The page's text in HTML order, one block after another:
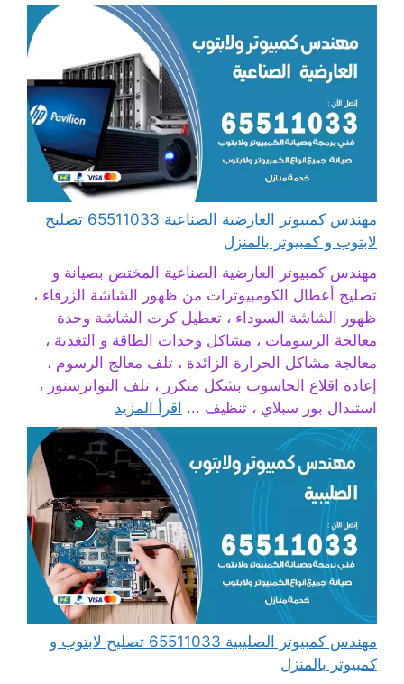
مهندس كمبيوتر العارضية الصناعية 65511033 تصليح
لابتوب و كمبيوتر بالمنزل
مهندس كمبيوتر العارضية الصناعية المختص بصيانة و
تصليح أعطال الكومبيوترات من ظهور الشاشة الزرقاء ،
ظهور الشاشة السوداء ، تعطيل كرت الشاشة وحدة
معالجة الرسومات ، مشاكل وحدات الطاقة و التغذية ،
معالجة مشاكل الحرارة الزائدة ، تلف معالج الرسوم ،
إعادة اقلاع الحاسوب بشكل متكرر ، تلف التوانزستور ،
استبدال بور سبلاي ، تنظيف ... اقرأ المزيد
مهندس كمبيوتر الصليبية 65511033 تصليح لابتوب و
كمبيوتر بالمنزل